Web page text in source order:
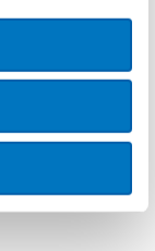
(C-
hier dat
een beperkte
dan de
om de
te mogen